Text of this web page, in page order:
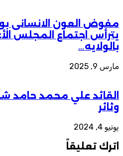
مفوض العون الانسانى
يترأس اجتماع المجلس
بالولايه…
مارس 9, 2025
القائد علي محمد
وثائر
يونيو 4, 2024
اترك تعليقاً